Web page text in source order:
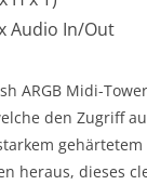
Audio In/Out
ARGB Midi-
den Zugriff
heraus, dieses